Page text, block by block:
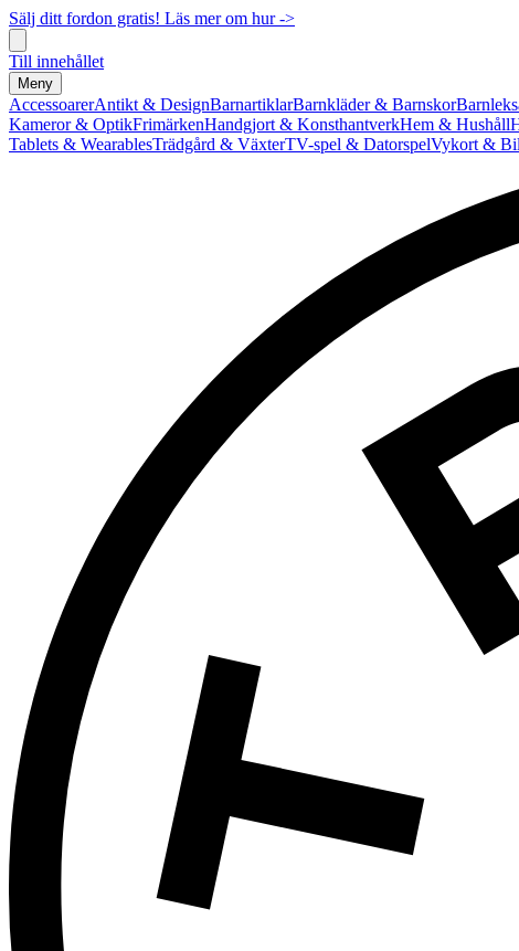
Sälj ditt fordon gratis! Läs mer om hur ->
Till innehållet
Meny
AccessoarerAntikt & DesignBarnartiklarBarnkläder & Barnskor
Kameror & OptikFrimärkenHandgjort & KonsthantverkHem & Hushåll
Tablets & WearablesTrädgård & VäxterTV-spel & DatorspelVykort &